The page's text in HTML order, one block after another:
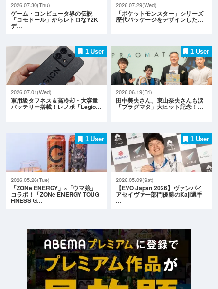
2026.07.30(Thu)
ゲーム・コンピュータ界の伝説
「コモドール」からレトロなY2K
デ…
2026.07.29(Wed)
「ポケットモンスター」シリーズ
歴代パッケージをデザインした…
1 User
2026.07.01(Wed)
軍用級タフネス＆高冷却・大容量
バッテリー搭載！レノボ「Legio…
1 User
2026.06.19(Fri)
田中美央さん、東山奈央さんも涙
「プラグマタ」大ヒット記念！…
1 User
2026.05.26(Tue)
「ZONe ENERGY」×「ウマ娘」
コラボ！「ZONe ENERGY TOUG
HNESS G…
1 User
2026.05.09(Sat)
【EVO Japan 2026】ヴァンパイ
アセイヴァー部門優勝のKaji選手
…